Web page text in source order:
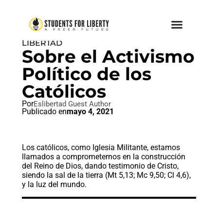
IDEAL LIBERTAD , PAZ AMOR Y
LIBERTAD
Sobre el Activismo
Político de los
Católicos
PorEslibertad Guest Author
Publicado enmayo 4, 2021
Los católicos, como Iglesia Militante, estamos
llamados a comprometernos en la construcción
del Reino de Dios, dando testimonio de Cristo,
siendo la sal de la tierra (Mt 5,13; Mc 9,50; Cl 4,6),
y la luz del mundo.